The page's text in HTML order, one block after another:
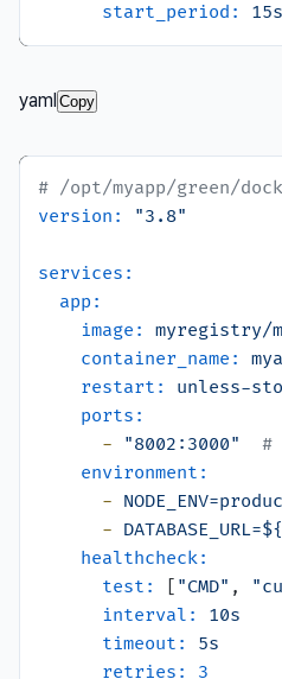
start_period:
15s
yaml Copy
# /opt/myapp/green/
version:
"3.8"
services:
app:
image:
myregistry/
container_name:
restart:
unless-
ports:
-
"8002:3000"
#
environment:
-
-
healthcheck:
test:
"CMD" ,
interval:
10s
timeout:
5s
retries:
3